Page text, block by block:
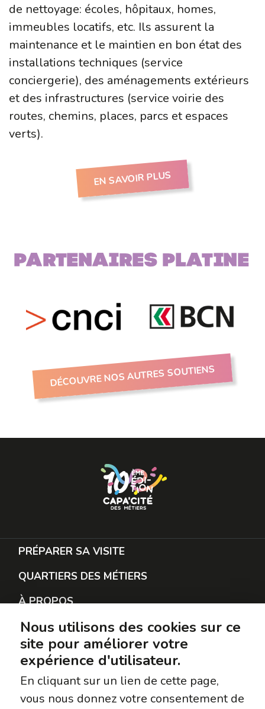
de nettoyage: écoles, hôpitaux, homes,
immeubles locatifs, etc. Ils assurent la
maintenance et le maintien en bon état des
installations techniques (service
conciergerie), des aménagements extérieurs
et des infrastructures (service voirie des
routes, chemins, places, parcs et espaces
verts).
EN SAVOIR PLUS
Partenaires PLATINE
DÉCOUVRE NOS AUTRES SOUTIENS
PRÉPARER SA VISITE
QUARTIERS DES MÉTIERS
À PROPOS
RESTER EN CONTACT
PROTECTION DES DONNÉES
SUIVEZ-NOUS
Facebook
Nous utilisons des cookies sur ce
site pour améliorer votre
expérience d'utilisateur.
En cliquant sur un lien de cette page,
vous nous donnez votre consentement de